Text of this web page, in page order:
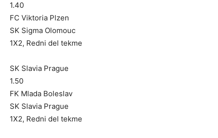
1.40
FC Viktoria Plzen
SK Sigma Olomouc
1X2, Redni del tekme
SK Slavia Prague
1.50
FK Mlada Boleslav
SK Slavia Prague
1X2, Redni del tekme